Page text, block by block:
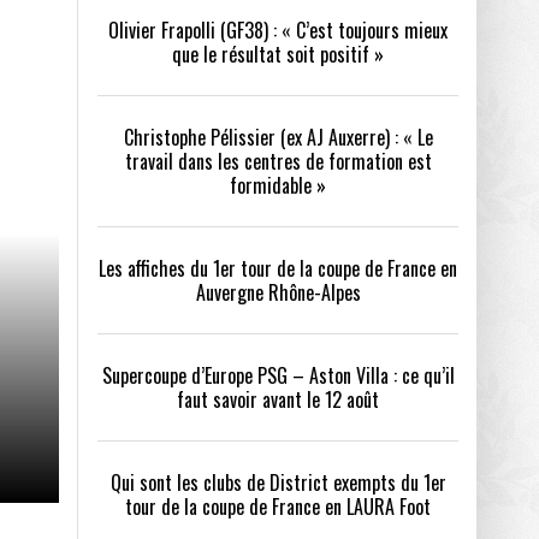
a tenu toutes ses promesses - 04/07/2026
PSG – ASTON VILLA :
AVANT LE 12 AOÛT
QUI SONT LES CLUBS DE DISTRICT EXEMPTS
DU 1ER TOUR DE LA COUPE DE FRANCE EN
LAURA FOOT
Olivier Frapolli (GF38) : « C’est toujours mieux
que le résultat soit positif »
Christophe Pélissier (ex AJ Auxerre) : « Le
travail dans les centres de formation est
formidable »
Les affiches du 1er tour de la coupe de France en
Auvergne Rhône-Alpes
Supercoupe d’Europe PSG – Aston Villa : ce qu’il
faut savoir avant le 12 août
Qui sont les clubs de District exempts du 1er
tour de la coupe de France en LAURA Foot